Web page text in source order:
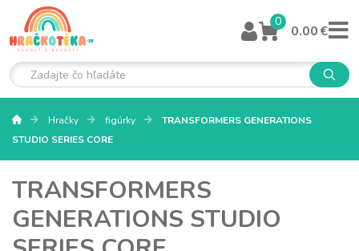
0
0.00 €
Hračky figúrky
TRANSFORMERS GENERATIONS
STUDIO SERIES CORE
TRANSFORMERS
GENERATIONS STUDIO